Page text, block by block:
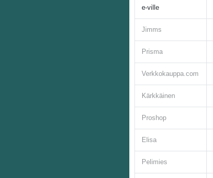
e-ville
Jimms
Prisma
Verkkokauppa.com
Kärkkäinen
Proshop
Elisa
Pelimies